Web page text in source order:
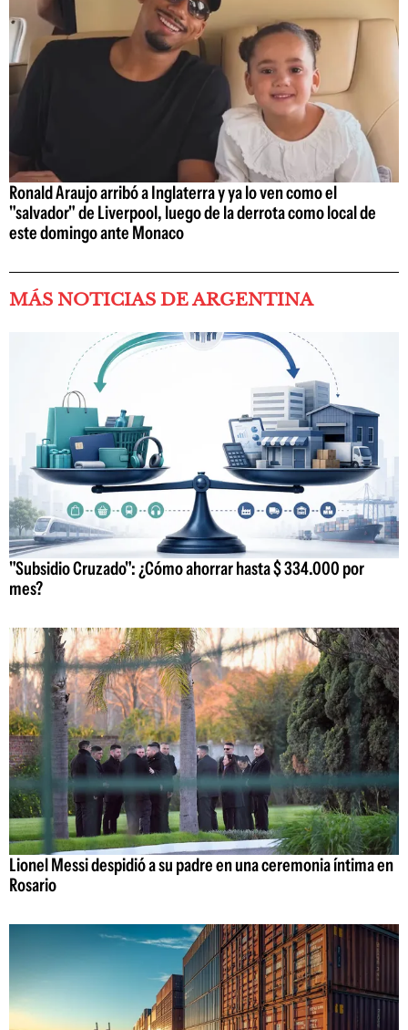
Ronald Araujo arribó a Inglaterra y ya lo ven como el
"salvador" de Liverpool, luego de la derrota como local de
este domingo ante Monaco
MÁS NOTICIAS DE ARGENTINA
"Subsidio Cruzado": ¿Cómo ahorrar hasta $ 334.000 por
mes?
Lionel Messi despidió a su padre en una ceremonia íntima en
Rosario